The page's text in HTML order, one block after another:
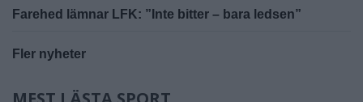
Farehed lämnar LFK: ”Inte bitter – bara ledsen”
Fler nyheter